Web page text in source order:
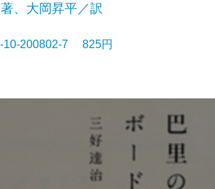
、大岡昇平／訳
10-200802-7 825円